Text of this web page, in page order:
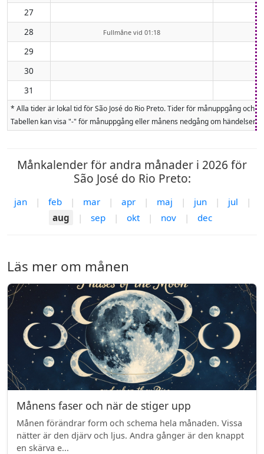
27
28
Fullmåne vid 01:18
29
30
31
* Alla tider är lokal tid för São José do Rio Preto. Tider för månuppgång
Tabellen kan visa "-" för månuppgång eller månens nedgång om
Månkalender för andra månader i 2026 för
São José do Rio Preto:
jan | feb | mar | apr | maj | jun | jul
|
aug
| sep | okt | nov | dec
Läs mer om månen
Månens faser och när de stiger upp
Månen förändrar form och schema hela månaden. Vissa
nätter är den djärv och ljus. Andra gånger är den knappt
en skärva e...